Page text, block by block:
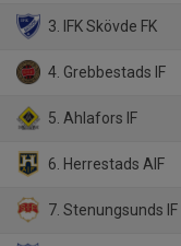
3. IFK Skövde FK
4. Grebbestads IF
5. Ahlafors IF
6. Herrestads AIF
7. Stenungsunds IF